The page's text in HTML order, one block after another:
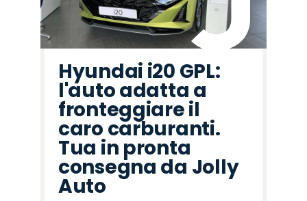
Hyundai i20 GPL:
l'auto adatta a
fronteggiare il
caro carburanti.
Tua in pronta
consegna da Jolly
Auto